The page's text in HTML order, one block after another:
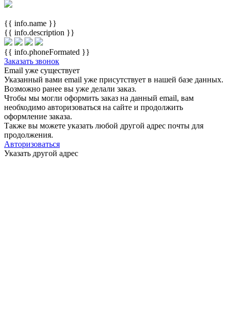
{{ info.name }}
{{ info.description }}
{{ info.phoneFormated }}
Заказать звонок
Email уже существует
Указанный вами email уже присутствует в нашей базе данных.
Возможно ранее вы уже делали заказ.
Чтобы мы могли оформить заказ на данный email, вам
необходимо авторизоваться на сайте и продолжить
оформление заказа.
Также вы можете указать любой другой адрес почты для
продолжения.
Авторизоваться
Указать другой адрес